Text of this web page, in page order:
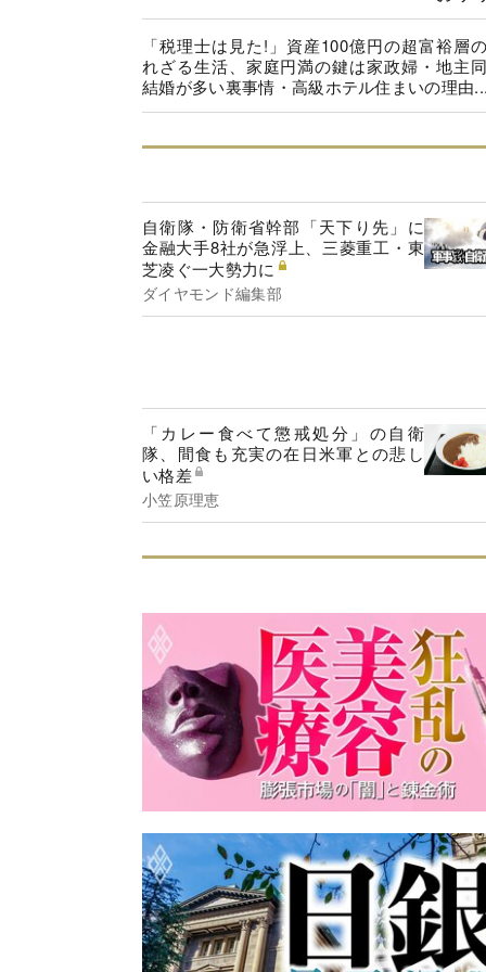
「税理士は見た!」資産100億円の超富裕層
れざる生活、家庭円満の鍵は家政婦・地主
結婚が多い裏事情・高級ホテル住まいの理由
自衛隊・防衛省幹部「天下り先」に
金融大手8社が急浮上、三菱重工・東
芝凌ぐ一大勢力に
ダイヤモンド編集部
「カレー食べて懲戒処分」の自衛
隊、間食も充実の在日米軍との悲し
い格差
小笠原理恵